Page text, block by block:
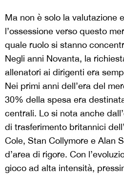
Ma non è solo la valutazione
l’ossessione verso questo
quale ruolo si stanno
Negli anni Novanta, la
allenatori ai dirigenti era
Nei primi anni dell’era del
30% della spesa era
centrali. Lo si nota anche
di trasferimento britannici
Cole, Stan Collymore e Alan
d’area di rigore. Con
gioco ad alta intensità,